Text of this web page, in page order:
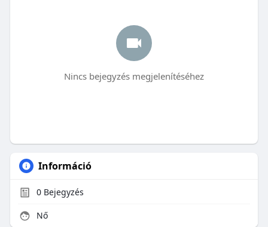
Nincs bejegyzés megjelenítéséhez
Információ
0Bejegyzés
Nő